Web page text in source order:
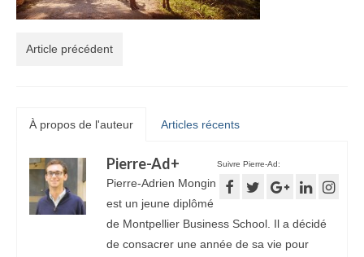
Article précédent
À propos de l'auteur Articles récents
Suivre Pierre-Ad:
Pierre-Ad+
Pierre-Adrien Mongin
est un jeune diplômé
de Montpellier Business School. Il a décidé
de consacrer une année de sa vie pour